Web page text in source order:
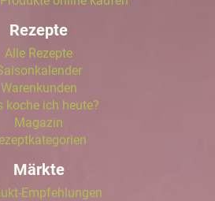
Rezepte
Alle Rezepte
Warenkunden
koche ich heute?
Magazin
Märkte
Empfehlungen